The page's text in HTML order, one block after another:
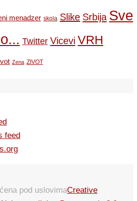
menadzer skola Slike Srbija Sve
Twitter Vicevi VRH
Zena ZIVOT
feed
pod uslovimaCreative